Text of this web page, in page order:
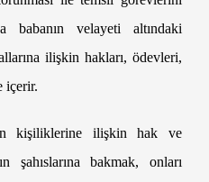
babanın velayeti altındaki
ilişkin hakları, ödevleri,
içerir.
kişiliklerine ilişkin hak ve
şahıslarına bakmak, onları